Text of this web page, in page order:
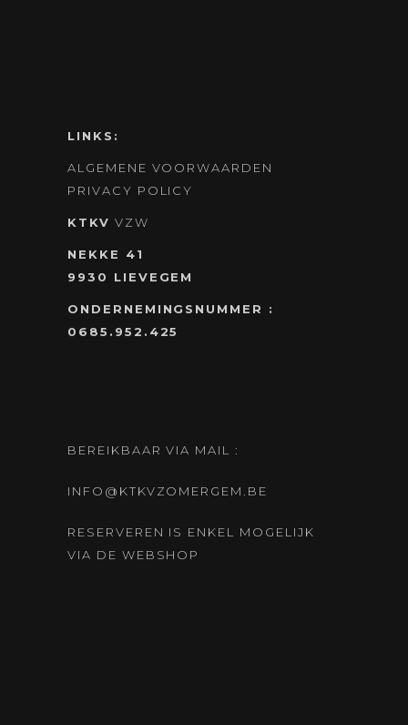
LINKS:
ALGEMENE VOORWAARDEN
PRIVACY POLICY
KTKV VZW
NEKKE 41
9930 LIEVEGEM
ONDERNEMINGSNUMMER :
0685.952.425
BEREIKBAAR VIA MAIL :
INFO@KTKVZOMERGEM.BE
RESERVEREN IS ENKEL MOGELIJK
VIA DE WEBSHOP